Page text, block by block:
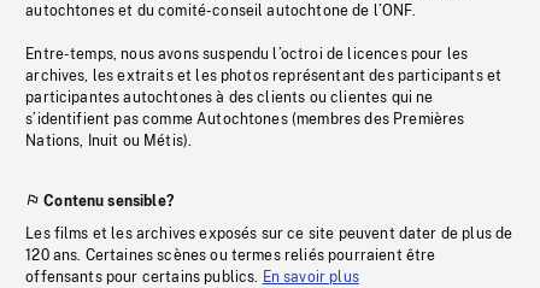
autochtones et du comité-conseil autochtone de l’ONF.
Entre-temps, nous avons suspendu l’octroi de licences pour les
archives, les extraits et les photos représentant des participants et
participantes autochtones à des clients ou clientes qui ne
s’identifient pas comme Autochtones (membres des Premières
Nations, Inuit ou Métis).
Contenu sensible?
Les films et les archives exposés sur ce site peuvent dater de plus de
120 ans. Certaines scènes ou termes reliés pourraient être
offensants pour certains publics. En savoir plus